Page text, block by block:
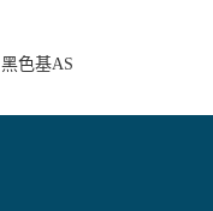
黑色基AS